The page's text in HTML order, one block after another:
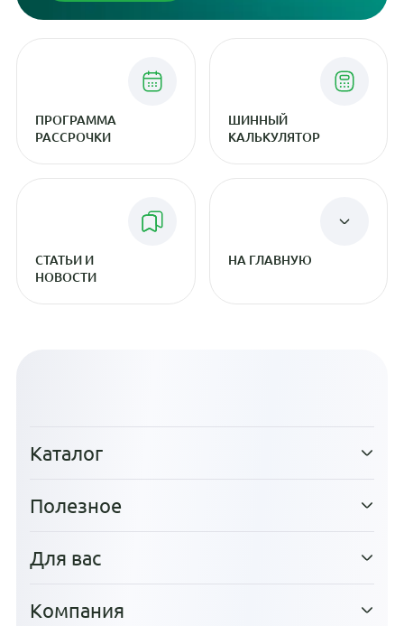
ПРОГРАММА
РАССРОЧКИ
ШИННЫЙ
КАЛЬКУЛЯТОР
СТАТЬИ И
НОВОСТИ
НА ГЛАВНУЮ
Каталог
Полезное
Для вас
Компания